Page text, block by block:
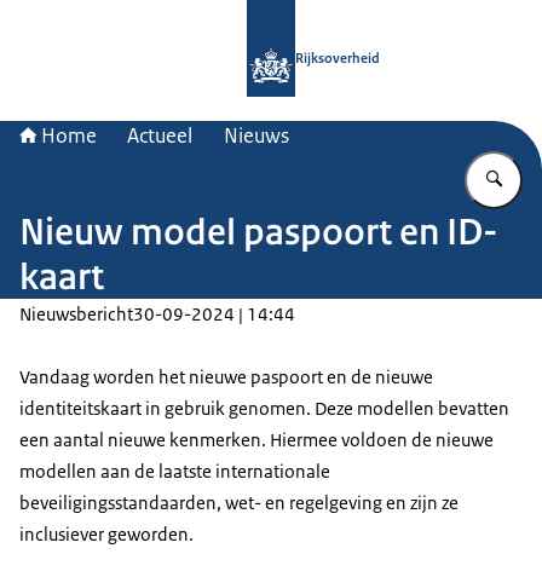
Rijksoverheid
Home Actueel Nieuws
Nieuw model paspoort en ID-
kaart
Nieuwsbericht30-09-2024 | 14:44
Vandaag worden het nieuwe paspoort en de nieuwe
identiteitskaart in gebruik genomen. Deze modellen bevatten
een aantal nieuwe kenmerken. Hiermee voldoen de nieuwe
modellen aan de laatste internationale
beveiligingsstandaarden, wet- en regelgeving en zijn ze
inclusiever geworden.